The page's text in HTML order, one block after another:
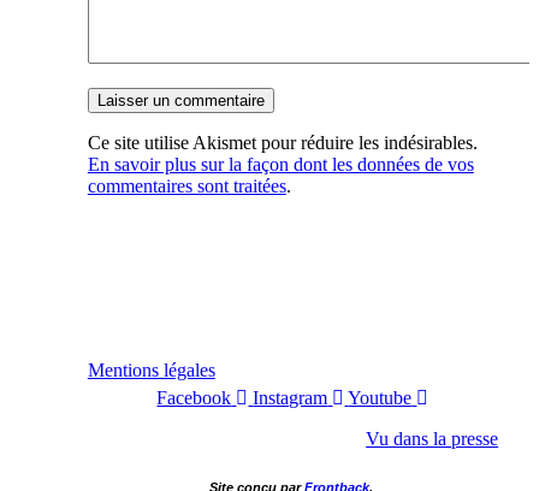
Ce site utilise Akismet pour réduire les indésirables.
En savoir plus sur la façon dont les données de vos
commentaires sont traitées.
Mentions légales
Facebook
Instagram
Youtube
Vu dans la presse
Site conçu parFrontback.